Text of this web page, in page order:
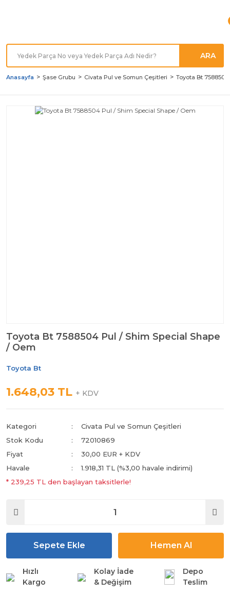
ARA
Anasayfa Şase Grubu Civata Pul ve Somun Çeşitleri Toyota Bt
Toyota Bt 7588504 Pul / Shim Special Shape
/ Oem
Toyota Bt
1.648,03 TL + KDV
Kategori
Civata Pul ve Somun Çeşitleri
Stok Kodu
72010869
Fiyat
30,00 EUR + KDV
Havale
1.918,31 TL (%3,00 havale indirimi)
* 239,25 TL den başlayan taksitlerle!
Sepete Ekle Hemen Al
Hızlı
Kargo
Kolay İade
& Değişim
Depo
Teslim